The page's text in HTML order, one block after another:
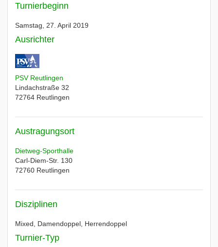
Turnierbeginn
Samstag, 27. April 2019
Ausrichter
PSV Reutlingen
Lindachstraße 32
72764 Reutlingen
Austragungsort
Dietweg-Sporthalle
Carl-Diem-Str. 130
72760 Reutlingen
Disziplinen
Mixed, Damendoppel, Herrendoppel
Turnier-Typ